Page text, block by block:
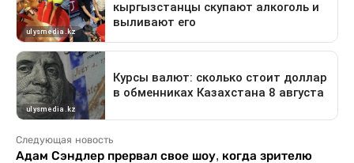
Следующая новость
Адам Сэндлер прервал свое шоу, когда зрителю